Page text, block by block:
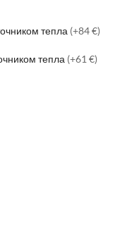
тепла (+84 €)
тепла (+61 €)